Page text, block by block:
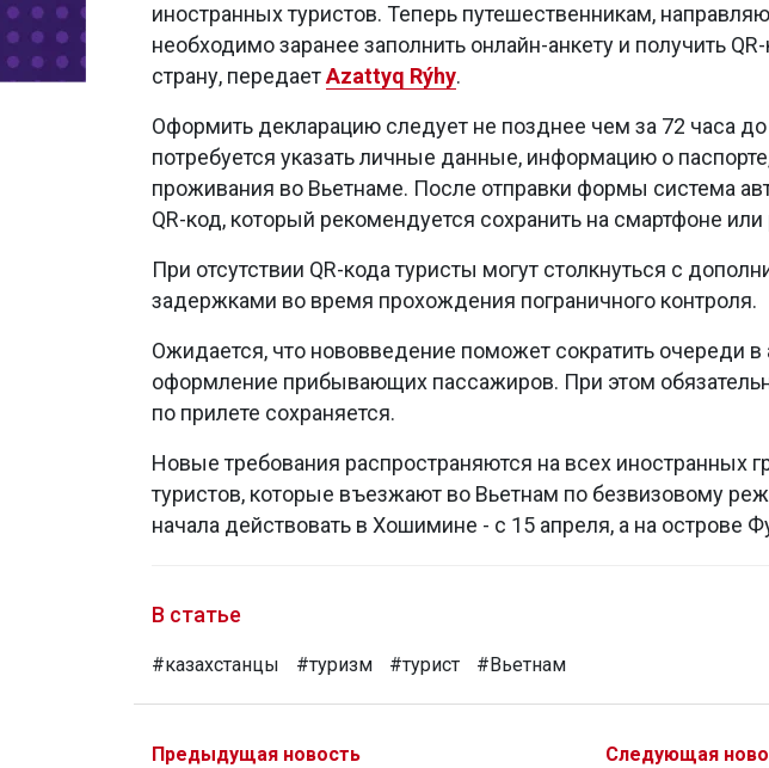
иностранных туристов. Теперь путешественникам,
необходимо заранее заполнить онлайн-анкету и получить
страну, передаетAzattyq Rýhy.
Оформить декларацию следует не позднее чем за 72 часа до
потребуется указать личные данные, информацию о
проживания во Вьетнаме. После отправки формы система
QR-код, который рекомендуется сохранить на смартфоне или
При отсутствии QR-кода туристы могут столкнуться с
задержками во время прохождения пограничного контроля.
Ожидается, что нововведение поможет сократить очереди в
оформление прибывающих пассажиров. При этом
по прилете сохраняется.
Новые требования распространяются на всех иностранных
туристов, которые въезжают во Вьетнам по безвизовому
начала действовать в Хошимине - с 15 апреля, а на острове
В статье
#казахстанцы #туризм #турист #Вьетнам
Предыдущая новость Следующая